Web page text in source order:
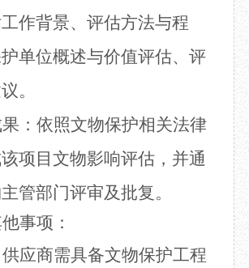
作背景、评估方法与程
单位概述与价值评估、评
。
：依照文物保护相关法律
项目文物影响评估，并通
管部门评审及批复。
事项：
供应商需具备文物保护工程